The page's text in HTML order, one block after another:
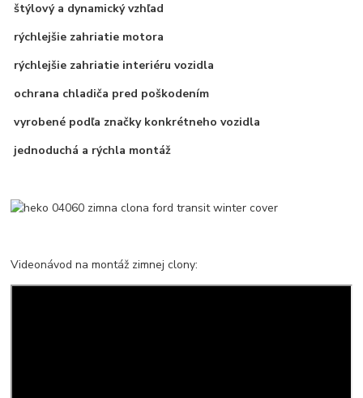
štýlový a dynamický vzhľad
rýchlejšie zahriatie motora
rýchlejšie zahriatie interiéru vozidla
ochrana chladiča pred poškodením
vyrobené podľa značky konkrétneho vozidla
jednoduchá a rýchla montáž
Videonávod na montáž zimnej clony: